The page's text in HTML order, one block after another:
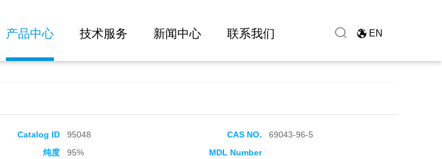
产品中心 技术服务 新闻中心 联系我们 EN
Catalog ID 95048 CAS NO.
69043-96-5
纯度
95%
MDL Number